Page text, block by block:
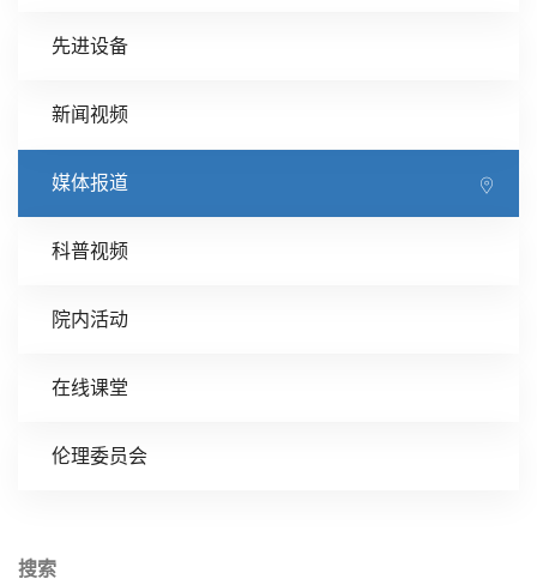
先进设备
新闻视频
媒体报道
科普视频
院内活动
在线课堂
伦理委员会
搜索